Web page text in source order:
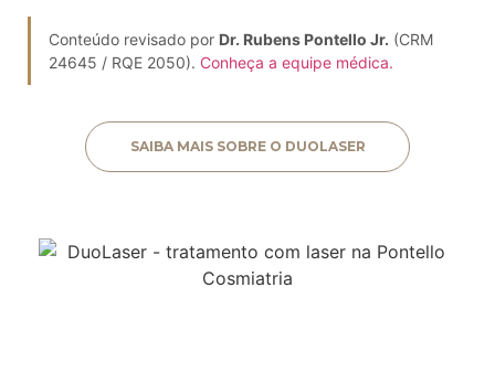
Conteúdo revisado por Dr. Rubens Pontello Jr. (CRM
24645 / RQE 2050). Conheça a equipe médica.
SAIBA MAIS SOBRE O DUOLASER